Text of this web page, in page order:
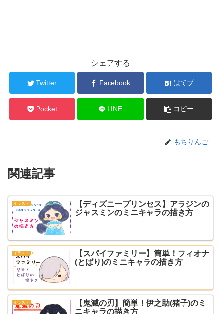
シェアする
Twitter Facebook はてブ
Pocket LINE コピー
もちりんご
関連記事
イラスト
【ディズニープリンセス】アラジンの
ジャスミンのミニキャラの描き方
イラスト
【スパイファミリー】簡単！フィオナ
(とばり)のミニキャラの描き方
イラスト
【鬼滅の刃】簡単！伊之助(猪子)のミ
ニキャラの描き方